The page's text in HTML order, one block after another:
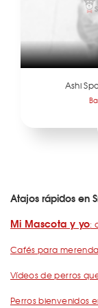
Ashi
Atajos rápidos en
Mi Mascota y yo:
Cafés para
Vídeos de perros
Perros bienvenidos